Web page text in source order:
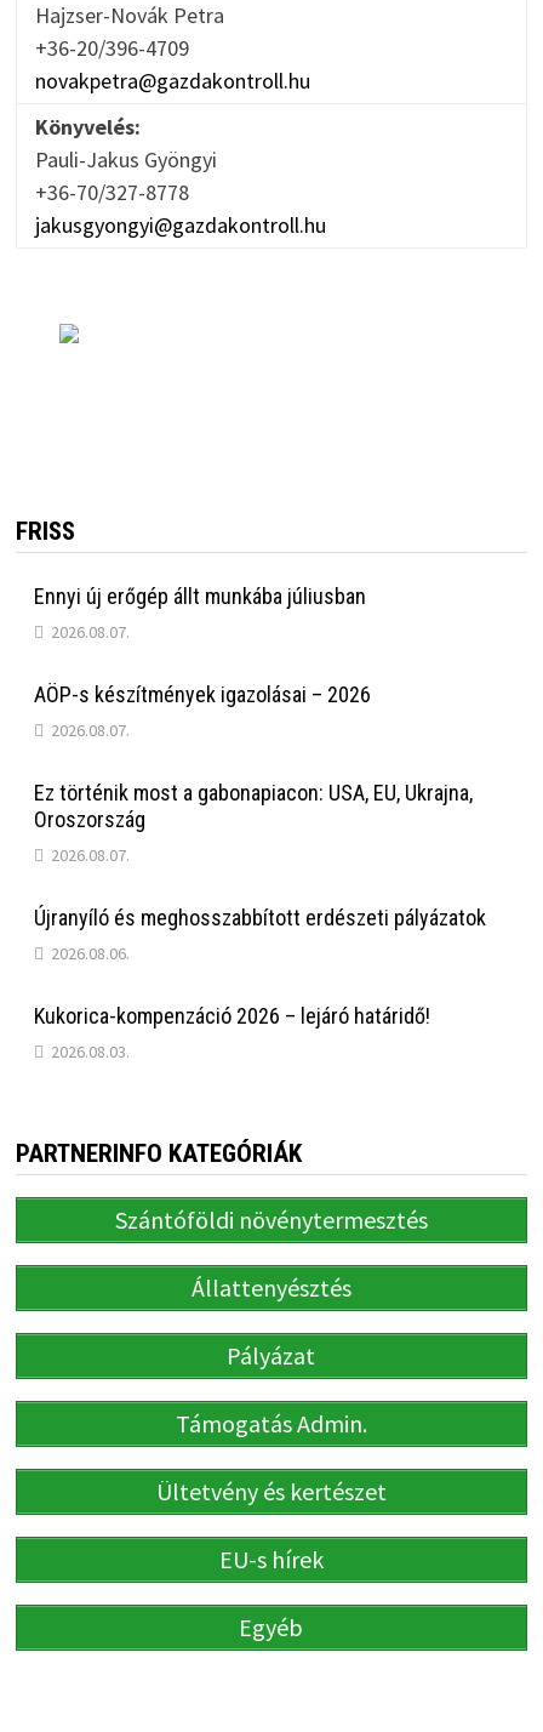
Hajzser-Novák Petra
+36-20/396-4709
novakpetra@gazdakontroll.hu
Könyvelés:
Pauli-Jakus Gyöngyi
+36-70/327-8778
jakusgyongyi@gazdakontroll.hu
FRISS
Ennyi új erőgép állt munkába júliusban
2026.08.07.
AÖP-s készítmények igazolásai – 2026
2026.08.07.
Ez történik most a gabonapiacon: USA, EU, Ukrajna,
Oroszország
2026.08.07.
Újranyíló és meghosszabbított erdészeti pályázatok
2026.08.06.
Kukorica-kompenzáció 2026 – lejáró határidő!
2026.08.03.
PARTNERINFO KATEGÓRIÁK
Szántóföldi növénytermesztés
Állattenyésztés
Pályázat
Támogatás Admin.
Ültetvény és kertészet
EU-s hírek
Egyéb